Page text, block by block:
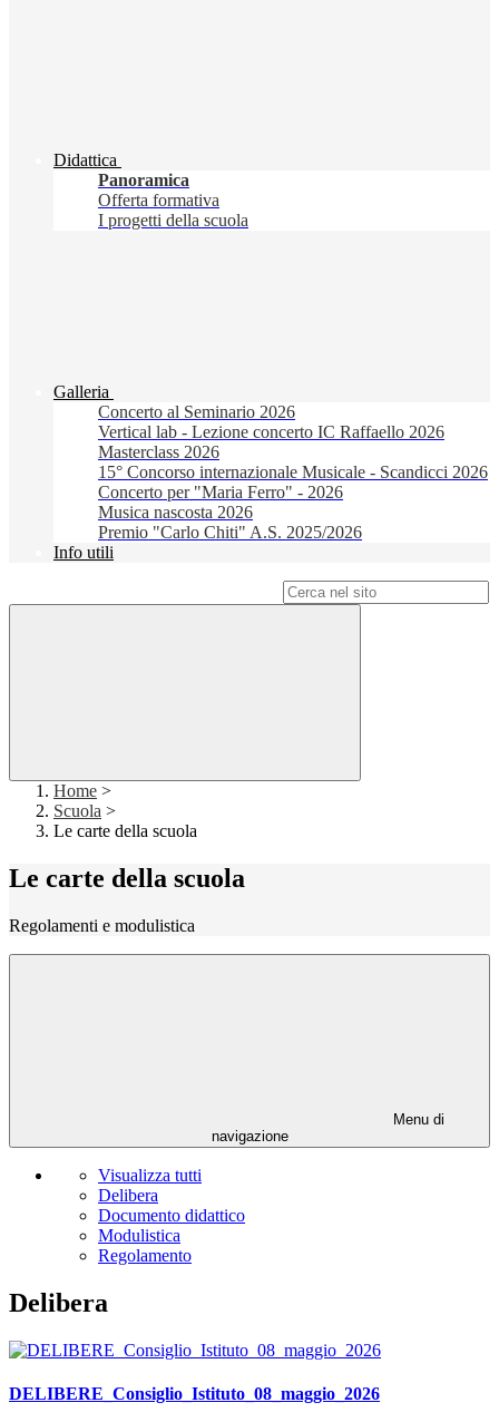
Didattica
Panoramica
Offerta formativa
I progetti della scuola
Galleria
Concerto al Seminario 2026
Vertical lab - Lezione concerto IC Raffaello 2026
Masterclass 2026
15° Concorso internazionale Musicale - Scandicci 2026
Concerto per "Maria Ferro" - 2026
Musica nascosta 2026
Premio "Carlo Chiti" A.S. 2025/2026
Info utili
Home >
Scuola >
Le carte della scuola
Le carte della scuola
Regolamenti e modulistica
Menu di
navigazione
Visualizza tutti
Delibera
Documento didattico
Modulistica
Regolamento
Delibera
DELIBERE_Consiglio_Istituto_08_maggio_2026